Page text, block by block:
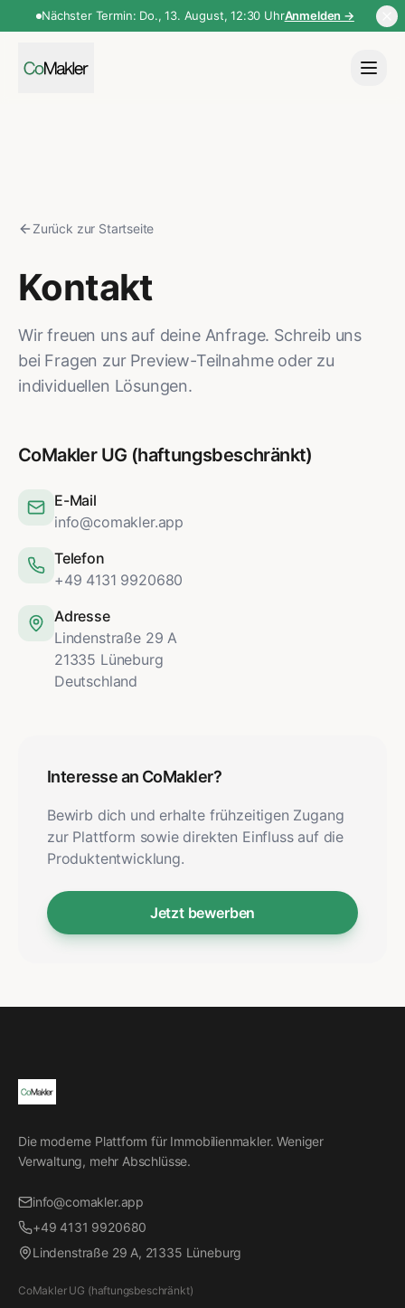
Nächster Termin: Do., 13. August,12:30 UhrAnmelden →
Zurück zur Startseite
Kontakt
Wir freuen uns auf deine Anfrage. Schreib uns
bei Fragen zur Preview-Teilnahme oder zu
individuellen Lösungen.
CoMakler UG (haftungsbeschränkt)
E-Mail
info@comakler.app
Telefon
+49 4131 9920680
Adresse
Lindenstraße 29 A
21335 Lüneburg
Deutschland
Interesse an CoMakler?
Bewirb dich und erhalte frühzeitigen Zugang
zur Plattform sowie direkten Einfluss auf die
Produktentwicklung.
Jetzt bewerben
Die moderne Plattform für Immobilienmakler. Weniger
Verwaltung, mehr Abschlüsse.
info@comakler.app
+49 4131 9920680
Lindenstraße 29 A, 21335 Lüneburg
CoMakler UG (haftungsbeschränkt)